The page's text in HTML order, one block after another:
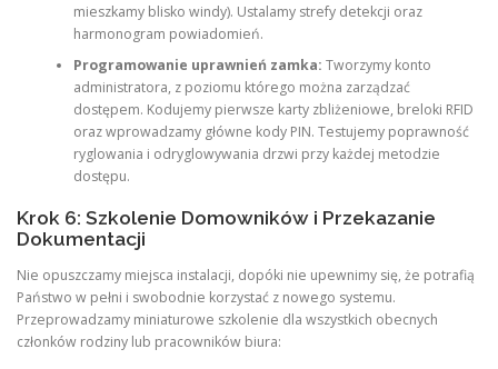
mieszkamy blisko windy). Ustalamy strefy detekcji oraz
harmonogram powiadomień.
Programowanie uprawnień zamka: Tworzymy konto
administratora, z poziomu którego można zarządzać
dostępem. Kodujemy pierwsze karty zbliżeniowe, breloki RFID
oraz wprowadzamy główne kody PIN. Testujemy poprawność
ryglowania i odryglowywania drzwi przy każdej metodzie
dostępu.
Krok 6: Szkolenie Domowników i Przekazanie
Dokumentacji
Nie opuszczamy miejsca instalacji, dopóki nie upewnimy się, że potrafią
Państwo w pełni i swobodnie korzystać z nowego systemu.
Przeprowadzamy miniaturowe szkolenie dla wszystkich obecnych
członków rodziny lub pracowników biura: